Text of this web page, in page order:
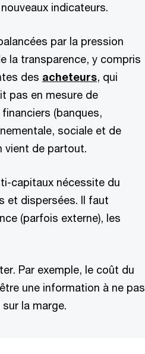
indicateurs.
par la pression
la transparence, y compris
des acheteurs, qui
pas en mesure de
(banques,
sociale et de
vient de partout.
capitaux nécessite du
et dispersées. Il faut
(parfois externe), les
Par exemple, le coût du
une information à ne pas
la marge.